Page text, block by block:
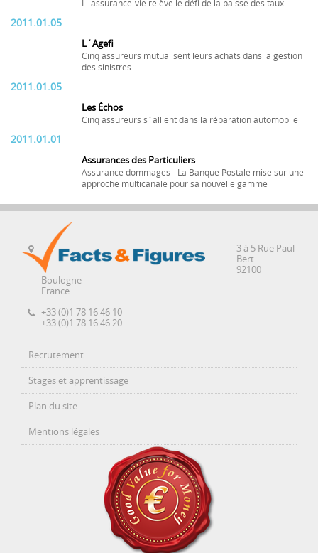
L´assurance-vie relève le défi de la baisse des taux
2011.01.05
L´Agefi
Cinq assureurs mutualisent leurs achats dans la gestion
des sinistres
2011.01.05
Les Échos
Cinq assureurs s´allient dans la réparation automobile
2011.01.01
Assurances des Particuliers
Assurance dommages - La Banque Postale mise sur une
approche multicanale pour sa nouvelle gamme
3 à 5 Rue Paul
Bert
92100
Boulogne
France
+33 (0)1 78 16 46 10
+33 (0)1 78 16 46 20
Recrutement
Stages et apprentissage
Plan du site
Mentions légales